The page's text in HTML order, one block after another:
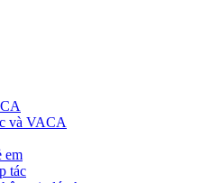
và VACA
em
tác